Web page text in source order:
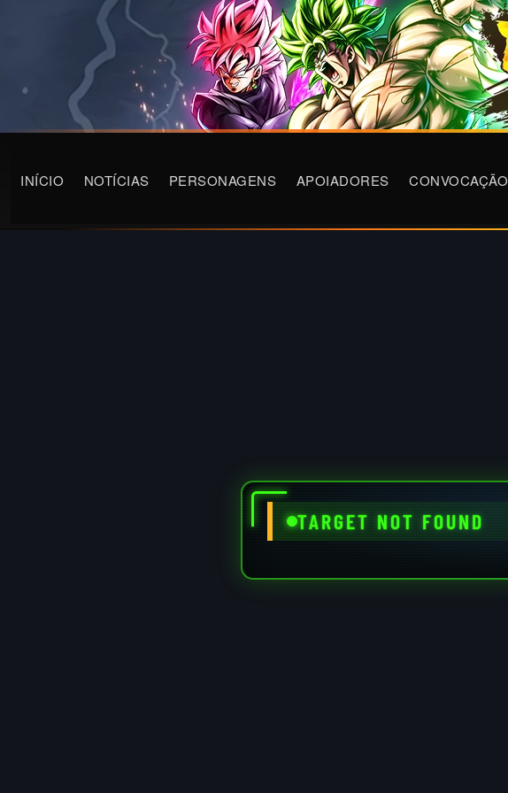
INÍCIO NOTÍCIAS PERSONAGENS APOIADORES CONVOCAÇÃO
TARGET NOT FOUND